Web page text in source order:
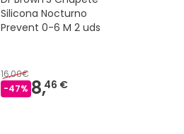
Silicona Nocturno
Prevent 0-6 M 2 uds
16,00€
-47% 8,46 €